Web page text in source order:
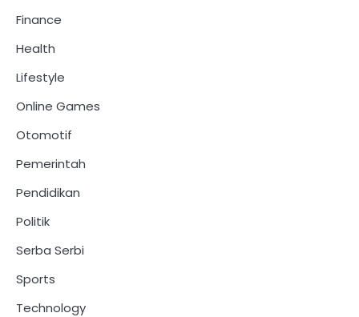
Finance
Health
Lifestyle
Online Games
Otomotif
Pemerintah
Pendidikan
Politik
Serba Serbi
Sports
Technology